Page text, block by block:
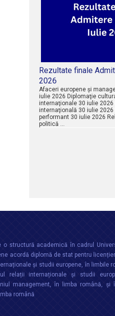
Rezultate finale
2026
Afaceri europene şi
iulie 2026 Diplomaţie
internaţionale 30 iulie 2026
internaţională 30 iulie
performant 30 iulie 2026
politică …
o structură academică în cadrul
acordă diplomă de stat pentru
şi studii europene, în limbile
relații internaționale și studii
management, în limba română, și
română